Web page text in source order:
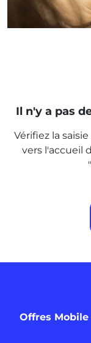
Il n'y a pas
Vérifiez la
vers l'accueil
Offres Mobile